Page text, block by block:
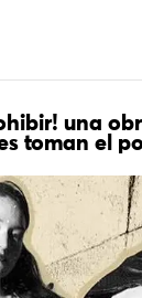
una
toman el